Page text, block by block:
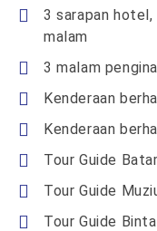
3 sarapan hotel,
malam
3 malam
Kenderaan
Kenderaan
Tour Guide
Tour Guide
Tour Guide